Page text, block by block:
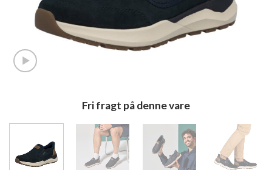
Fri fragt på denne vare